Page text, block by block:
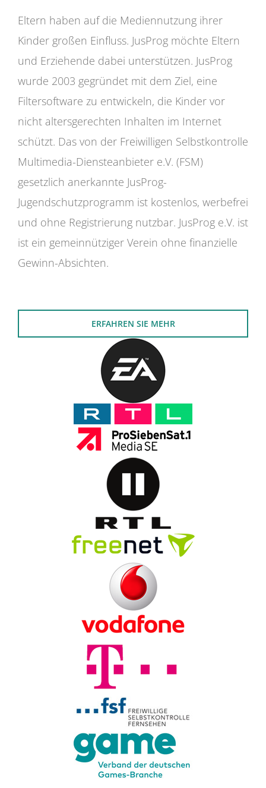
Eltern haben auf die Mediennutzung ihrer
Kinder großen Einfluss. JusProg möchte Eltern
und Erziehende dabei unterstützen. JusProg
wurde 2003 gegründet mit dem Ziel, eine
Filtersoftware zu entwickeln, die Kinder vor
nicht altersgerechten Inhalten im Internet
schützt. Das von der Freiwilligen Selbstkontrolle
Multimedia-Diensteanbieter e.V. (FSM)
gesetzlich anerkannte JusProg-
Jugendschutzprogramm ist kostenlos, werbefrei
und ohne Registrierung nutzbar. JusProg e.V. ist
ist ein gemeinnütziger Verein ohne finanzielle
Gewinn-Absichten.
ERFAHREN SIE MEHR